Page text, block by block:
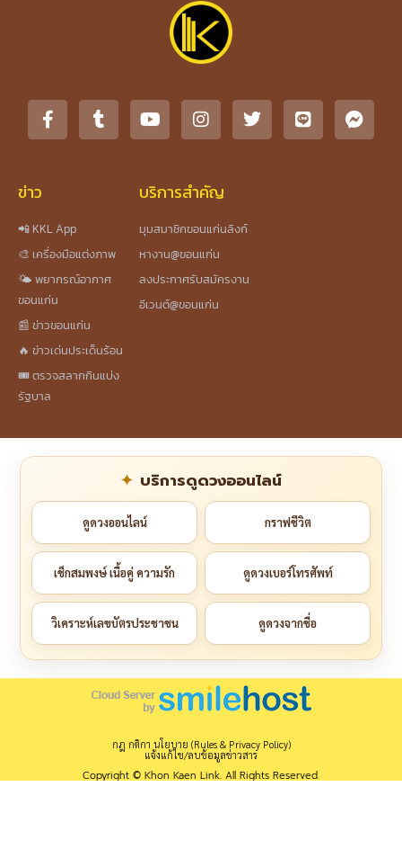
ข่าว
📲 KKL App
🎨 เครื่องมือแต่งภาพ
🌤️ พยากรณ์อากาศ
ขอนแก่น
📰 ข่าวขอนแก่น
🔥 ข่าวเด่นประเด็นร้อน
🎟️ ตรวจสลากกินแบ่ง
รัฐบาล
บริการสำคัญ
มุมสมาชิกขอนแก่นลิงก์
หางาน@ขอนแก่น
ลงประกาศรับสมัครงาน
อีเวนต์@ขอนแก่น
บริการดูดวงออนไลน์
ดูดวงออนไลน์ กราฟชีวิต
เช็กสมพงษ์ เนื้อคู่ ความรัก ดูดวงเบอร์โทรศัพท์
วิเคราะห์เลขบัตรประชาชน ดูดวงจากชื่อ
กฎ กติกา นโยบาย (Rules & Privacy Policy)
แจ้งแก้ไข/ลบข้อมูลข่าวสาร
Copyright © Khon Kaen Link. All Rights Reserved.